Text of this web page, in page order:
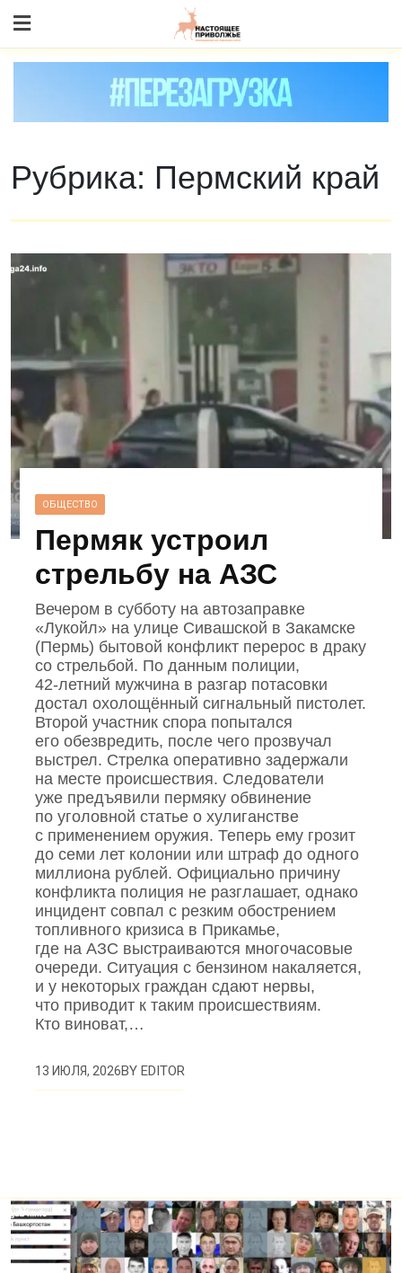
to content
Рубрика: Пермский край
ОБЩЕСТВО
Пермяк устроил
стрельбу на АЗС
Вечером в субботу на автозаправке
«Лукойл» на улице Сивашской в Закамске
(Пермь) бытовой конфликт перерос в драку
со стрельбой. По данным полиции,
42‑летний мужчина в разгар потасовки
достал охолощённый сигнальный пистолет.
Второй участник спора попытался
его обезвредить, после чего прозвучал
выстрел. Стрелка оперативно задержали
на месте происшествия. Следователи
уже предъявили пермяку обвинение
по уголовной статье о хулиганстве
с применением оружия. Теперь ему грозит
до семи лет колонии или штраф до одного
миллиона рублей. Официально причину
конфликта полиция не разглашает, однако
инцидент совпал с резким обострением
топливного кризиса в Прикамье,
где на АЗС выстраиваются многочасовые
очереди. Ситуация с бензином накаляется,
и у некоторых граждан сдают нервы,
что приводит к таким происшествиям.
Кто виноват,…
13 ИЮЛЯ, 2026BYEDITOR